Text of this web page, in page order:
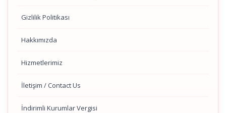
Gizlilik Politikası
Hakkımızda
Hizmetlerimiz
İletişim / Contact Us
İndirimli Kurumlar Vergisi